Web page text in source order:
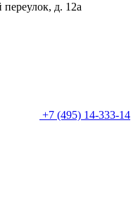
д. 12а
+7 (495) 14-333-14